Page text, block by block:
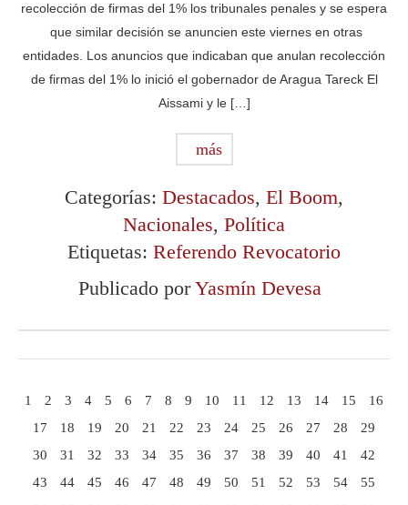
recolección de firmas del 1% los tribunales penales y se espera
que similar decisión se anuncien este viernes en otras
entidades. Los anuncios que indicaban que anulan recolección
de firmas del 1% lo inició el gobernador de Aragua Tareck El
Aissami y le […]
más
Categorías: Destacados, El Boom,
Nacionales, Política
Etiquetas: Referendo Revocatorio
Publicado porYasmín Devesa
1 2 3 4 5 6 7 8 9 10 11 12 13 14 15
16
17
18 19 20 21 22 23 24 25 26 27 28
29
30
31 32 33 34 35 36 37 38 39 40 41
42
43
44 45 46 47 48 49 50 51 52 53 54
55